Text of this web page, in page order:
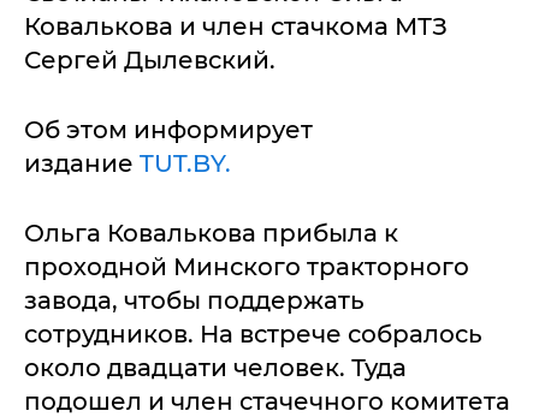
Ковалькова и член стачкома МТЗ
Сергей Дылевский.
Об этом информирует
издание TUT.BY.
Ольга Ковалькова прибыла к
проходной Минского тракторного
завода, чтобы поддержать
сотрудников. На встрече собралось
около двадцати человек. Туда
подошел и член стачечного комитета